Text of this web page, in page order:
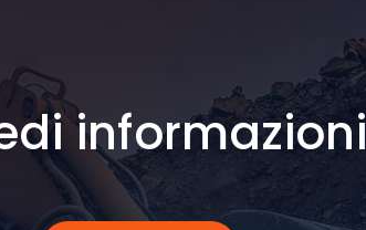
informazioni